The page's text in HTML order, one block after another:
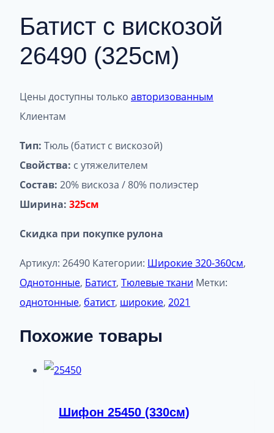
Батист с вискозой
26490 (325см)
Цены доступны только авторизованным
Клиентам
Тип: Тюль (батист с вискозой)
Свойства: с утяжелителем
Состав: 20% вискоза / 80% полиэстер
Ширина: 325см
Скидка при покупке рулона
Артикул: 26490 Категории: Широкие 320-360см,
Однотонные, Батист, Тюлевые ткани Метки:
однотонные, батист, широкие, 2021
Похожие товары
Шифон 25450 (330см)